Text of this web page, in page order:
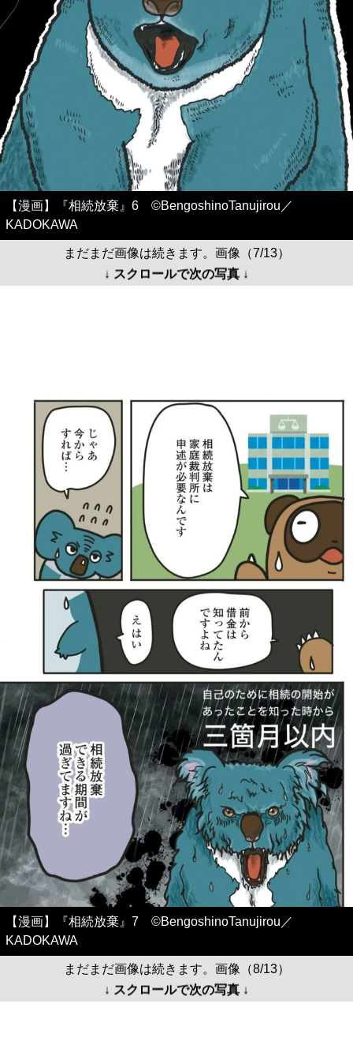
【漫画】『相続放棄』6 ©BengoshinoTanujirou／
KADOKAWA
まだまだ画像は続きます。画像（7/13）
↓ スクロールで次の写真 ↓
【漫画】『相続放棄』7 ©BengoshinoTanujirou／
KADOKAWA
まだまだ画像は続きます。画像（8/13）
↓ スクロールで次の写真 ↓